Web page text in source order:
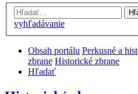
vyhľadávanie
Obsah portálu Perkusné a
zbrane Historické zbrane
Hľadať